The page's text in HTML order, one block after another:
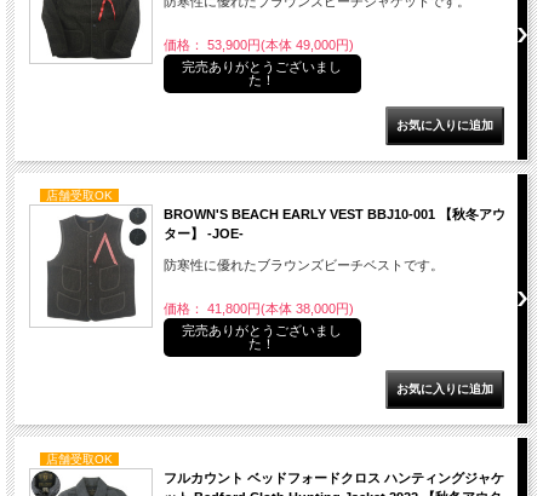
価格： 53,900円(本体 49,000円)
完売ありがとうございまし
た！
店舗受取OK
BROWN'S BEACH EARLY VEST BBJ10-001 【秋冬アウ
ター】 -JOE-
防寒性に優れたブラウンズビーチベストです。
価格： 41,800円(本体 38,000円)
完売ありがとうございまし
た！
店舗受取OK
フルカウント ベッドフォードクロス ハンティングジャケ